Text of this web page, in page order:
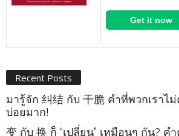
Get it now
Recent Posts
มารู้จัก 纠结 กับ 干脆 คำที่พวกเราไ
บ่อยมาก!
变 กับ 换 ก็ “เปลี่ยน” เหมือนๆ กัน?